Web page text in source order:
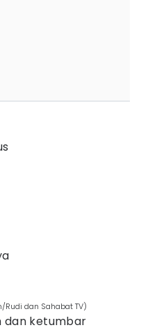
dan Sahabat TV)
dan ketumbar